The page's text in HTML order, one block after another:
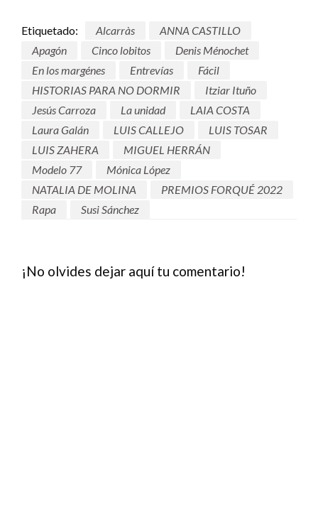
Etiquetado: Alcarràs
ANNA CASTILLO
Apagón
Cinco lobitos
Denis Ménochet
En los margénes
Entrevías
Fácil
HISTORIAS PARA NO DORMIR
Itziar Ituño
Jesús Carroza
La unidad
LAIA COSTA
Laura Galán
LUIS CALLEJO
LUIS TOSAR
LUIS ZAHERA
MIGUEL HERRÁN
Modelo 77
Mónica López
NATALIA DE MOLINA
PREMIOS FORQUÉ 2022
Rapa
Susi Sánchez
¡No olvides dejar aquí tu comentario!